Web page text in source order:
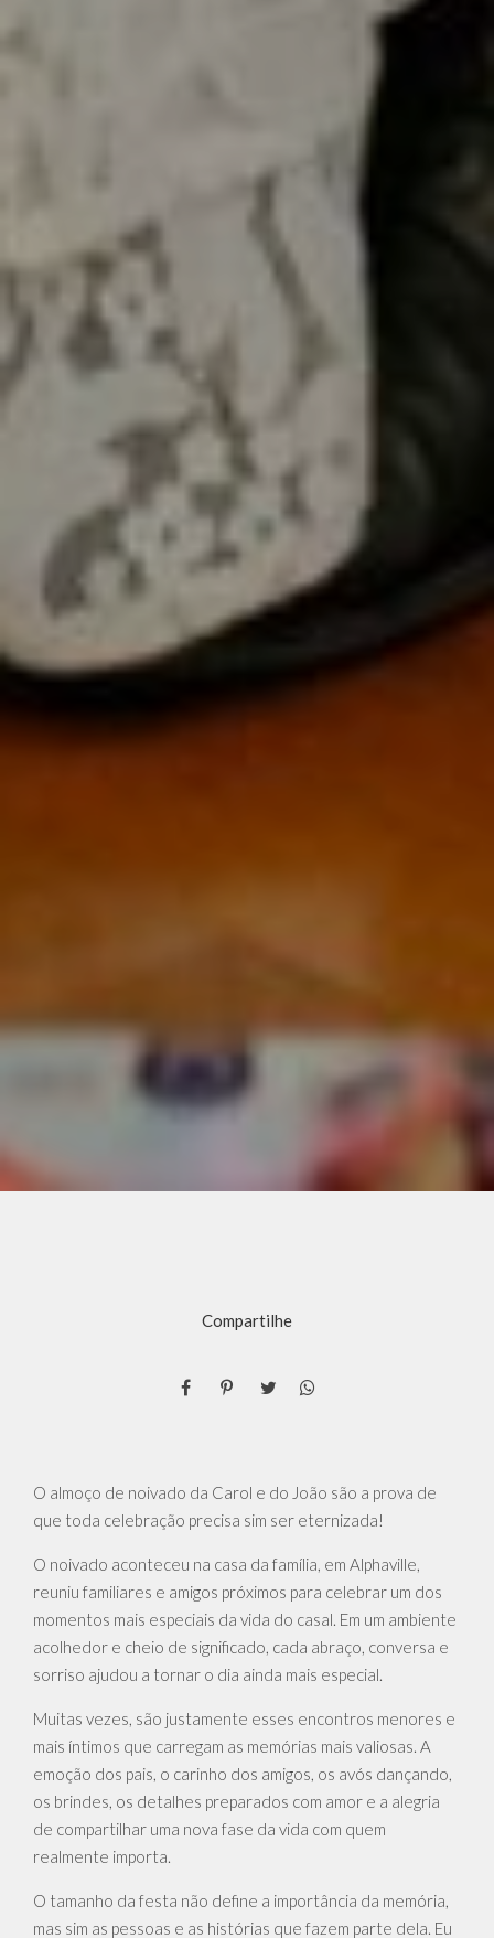
Compartilhe
O almoço de noivado da Carol e do João são a prova de
que toda celebração precisa sim ser eternizada!
O noivado aconteceu na casa da família, em Alphaville,
reuniu familiares e amigos próximos para celebrar um dos
momentos mais especiais da vida do casal. Em um ambiente
acolhedor e cheio de significado, cada abraço, conversa e
sorriso ajudou a tornar o dia ainda mais especial.
Muitas vezes, são justamente esses encontros menores e
mais íntimos que carregam as memórias mais valiosas. A
emoção dos pais, o carinho dos amigos, os avós dançando,
os brindes, os detalhes preparados com amor e a alegria
de compartilhar uma nova fase da vida com quem
realmente importa.
O tamanho da festa não define a importância da memória,
mas sim as pessoas e as histórias que fazem parte dela. Eu